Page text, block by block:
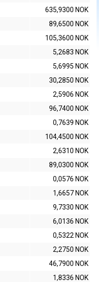
635,9300 NOK
89,6500 NOK
105,3600 NOK
5,2683 NOK
5,6995 NOK
30,2850 NOK
2,5906 NOK
96,7400 NOK
0,7639 NOK
104,4500 NOK
2,6310 NOK
89,0300 NOK
0,0576 NOK
1,6657 NOK
9,7330 NOK
6,0136 NOK
0,5322 NOK
2,2750 NOK
46,7900 NOK
1,8336 NOK